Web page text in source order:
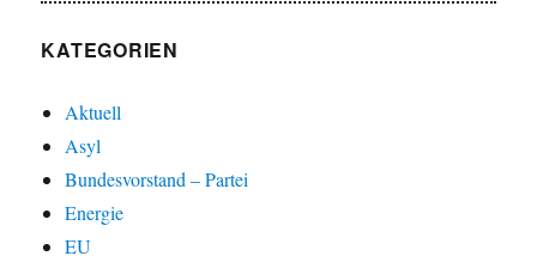
KATEGORIEN
Aktuell
Asyl
Bundesvorstand – Partei
Energie
EU